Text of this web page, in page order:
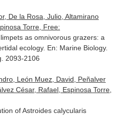
De la Rosa, Julio, Altamirano
Torre, Free:
as omnivorous grazers: a
ecology. En: Marine Biology.
2093-2106
León Muez, David, Peñalver
César, Rafael, Espinosa Torre,
of Astroides calycularis